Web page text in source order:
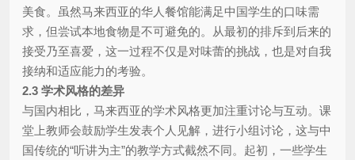
美食。虽然马来西亚的华人餐馆能满足中国学生的口味需
求，但尝试本地食物是不可避免的。从最初的排斥到后来的
接受乃至喜爱，这一过程不仅是对味蕾的挑战，也是对自我
接纳和适应能力的考验。
2.3 学术风格的差异
与国内相比，马来西亚的学术风格更加注重讨论与互动。课
堂上教师会鼓励学生发表个人见解，进行小组讨论，这与中
国传统的“听讲为主”的教学方式截然不同。起初，一些学生